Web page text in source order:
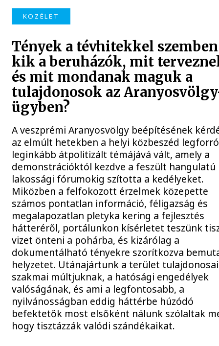
KÖZÉLET
Tények a tévhitekkel
kik a beruházók, mit
és mit mondanak maguk a
tulajdonosok az
ügyben?
A veszprémi Aranyosvölgy beépítésének
az elmúlt hetekben a helyi közbeszéd
leginkább átpolitizált témájává vált, amely a
demonstrációktól kezdve a feszült hangulatú
lakossági fórumokig szította a kedélyeket.
Miközben a felfokozott érzelmek közepette
számos pontatlan információ, féligazság és
megalapozatlan pletyka kering a fejlesztés
hátteréről, portálunkon kísérletet teszünk
vizet önteni a pohárba, és kizárólag a
dokumentálható tényekre szorítkozva
helyzetet. Utánajártunk a terület
szakmai múltjuknak, a hatósági engedélyek
valóságának, és ami a legfontosabb, a
nyilvánosságban eddig háttérbe húzódó
befektetők most elsőként nálunk szólaltak
hogy tisztázzák valódi szándékaikat.